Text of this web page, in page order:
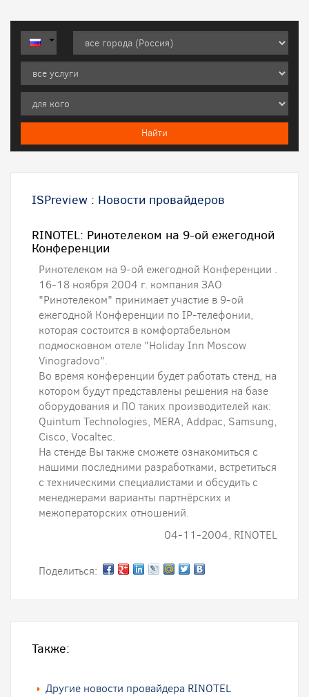
ISPreview : Новости провайдеров
RINOTEL: Ринотелеком на 9-ой ежегодной
Конференции
Ринотелеком на 9-ой ежегодной Конференции .
16-18 ноября 2004 г. компания ЗАО
"Ринотелеком" принимает участие в 9-ой
ежегодной Конференции по IP-телефонии,
которая состоится в комфортабельном
подмосковном отеле "Holiday Inn Moscow
Vinogradovo".
Во время конференции будет работать стенд, на
котором будут представлены решения на базе
оборудования и ПО таких производителей как:
Quintum Technologies, MERA, Addpac, Samsung,
Cisco, Vocaltec.
На стенде Вы также сможете ознакомиться с
нашими последними разработками, встретиться
с техническими специалистами и обсудить с
менеджерами варианты партнёрских и
межоператорских отношений.
04-11-2004, RINOTEL
Поделиться:
Также:
Другие новости провайдера RINOTEL